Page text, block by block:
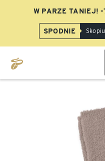
W PARZE TANIEJ!
SPODNIE